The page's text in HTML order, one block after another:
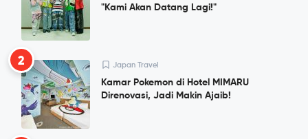
"Kami Akan Datang Lagi!"
2 Japan Travel
Kamar Pokemon di Hotel MIMARU
Direnovasi, Jadi Makin Ajaib!